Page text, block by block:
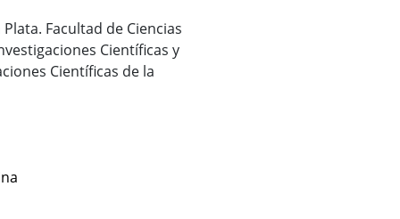
Facultad de Ciencias
Científicas y
Científicas de la